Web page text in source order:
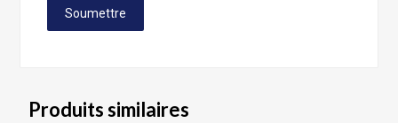
Produits similaires